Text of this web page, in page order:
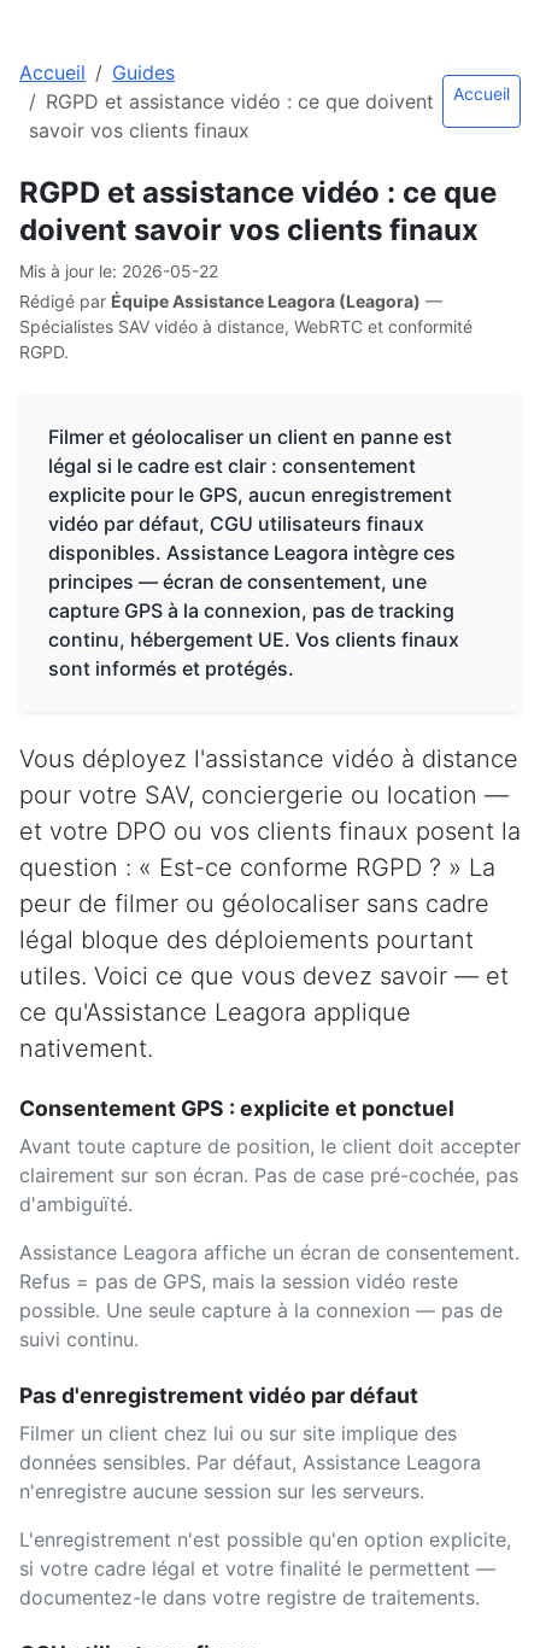
Accueil
Guides
RGPD et assistance vidéo : ce que doivent
savoir vos clients finaux
Accueil
RGPD et assistance vidéo : ce que
doivent savoir vos clients finaux
Mis à jour le: 2026-05-22
Rédigé par Équipe Assistance Leagora (Leagora) —
Spécialistes SAV vidéo à distance, WebRTC et conformité
RGPD.
Filmer et géolocaliser un client en panne est
légal si le cadre est clair : consentement
explicite pour le GPS, aucun enregistrement
vidéo par défaut, CGU utilisateurs finaux
disponibles. Assistance Leagora intègre ces
principes — écran de consentement, une
capture GPS à la connexion, pas de tracking
continu, hébergement UE. Vos clients finaux
sont informés et protégés.
Vous déployez l'assistance vidéo à distance
pour votre SAV, conciergerie ou location —
et votre DPO ou vos clients finaux posent la
question : « Est-ce conforme RGPD ? » La
peur de filmer ou géolocaliser sans cadre
légal bloque des déploiements pourtant
utiles. Voici ce que vous devez savoir — et
ce qu'Assistance Leagora applique
nativement.
Consentement GPS : explicite et ponctuel
Avant toute capture de position, le client doit accepter
clairement sur son écran. Pas de case pré-cochée, pas
d'ambiguïté.
Assistance Leagora affiche un écran de consentement.
Refus = pas de GPS, mais la session vidéo reste
possible. Une seule capture à la connexion — pas de
suivi continu.
Pas d'enregistrement vidéo par défaut
Filmer un client chez lui ou sur site implique des
données sensibles. Par défaut, Assistance Leagora
n'enregistre aucune session sur les serveurs.
L'enregistrement n'est possible qu'en option explicite,
si votre cadre légal et votre finalité le permettent —
documentez-le dans votre registre de traitements.